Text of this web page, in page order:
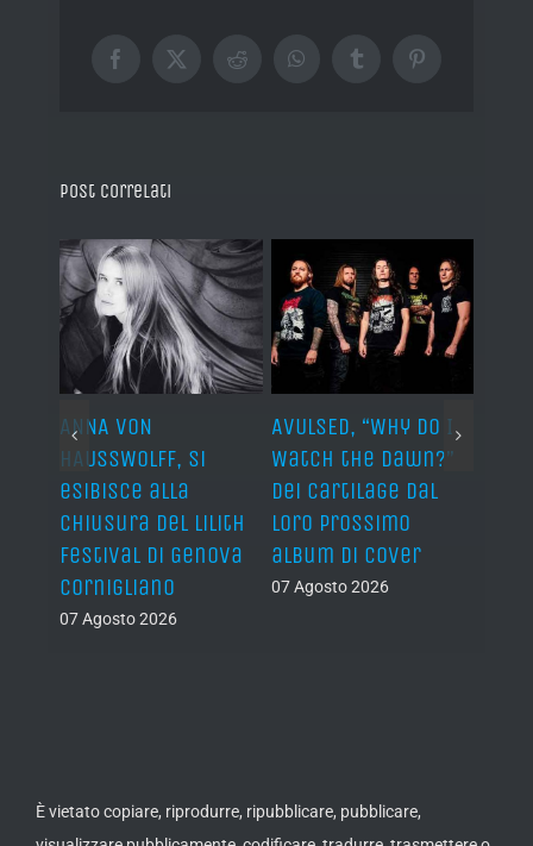
Facebook
X RedditWhatsAppTumblrPinterest
Post correlati
ANNA VON
HAUSSWOLFF, si
esibisce alla
chiusura del Lilith
Festival di Genova
Cornigliano
07 Agosto 2026
AVULSED, “Why Do I
Watch the Dawn?”
dei Cartilage dal
loro prossimo
album di cover
07 Agosto 2026
È vietato copiare, riprodurre, ripubblicare, pubblicare,